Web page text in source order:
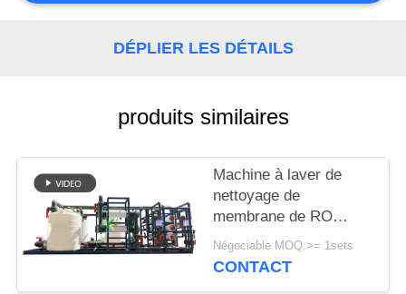
COMPANY
DU
SITE
PRIVACY
DÉPLIER LES DÉTAILS
produits similaires
Machine à laver de
nettoyage de
membrane de RO
d'équipement de
membrane d'osmose
Négociable MOQ:>= 1sets
CONTACT